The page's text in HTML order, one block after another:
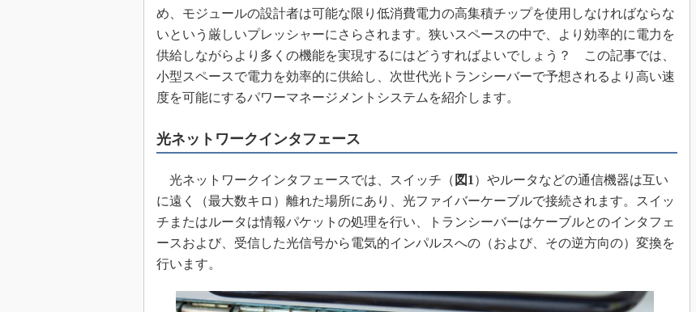
IoT時代の無線規格を知る【Thread
編】
IoT時代の無線規格を知る【Z-Wave
編】
め、モジュールの設計者は可能な限り低消費電力の高集積チップを使用しなければならな
いという厳しいプレッシャーにさらされます。狭いスペースの中で、より効率的に電力を
供給しながらより多くの機能を実現するにはどうすればよいでしょう？ この記事では、
小型スペースで電力を効率的に供給し、次世代光トランシーバーで予想されるより高い速
度を可能にするパワーマネージメントシステムを紹介します。
光ネットワークインタフェース
光ネットワークインタフェースでは、スイッチ（ 図1 ）やルータなどの通信機器は互い
に遠く（最大数キロ）離れた場所にあり、光ファイバーケーブルで接続されます。スイッ
チまたはルータは情報パケットの処理を行い、トランシーバーはケーブルとのインタフェ
ースおよび、受信した光信号から電気的インパルスへの（および、その逆方向の）変換を
行います。